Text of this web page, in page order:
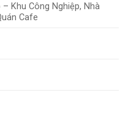
Khu Công Nghiệp, Nhà
Cafe